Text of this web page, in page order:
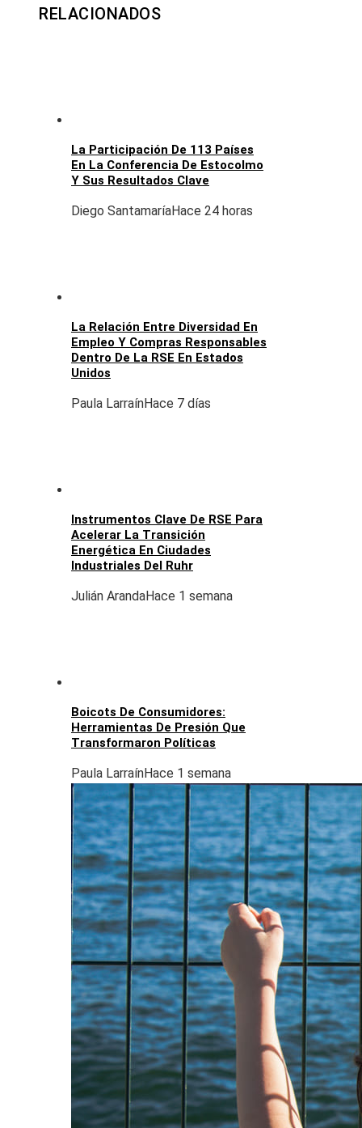
RELACIONADOS
La Participación De 113 Países
En La Conferencia De Estocolmo
Y Sus Resultados Clave
Diego SantamaríaHace 24 horas
La Relación Entre Diversidad En
Empleo Y Compras Responsables
Dentro De La RSE En Estados
Unidos
Paula LarraínHace 7 días
Instrumentos Clave De RSE Para
Acelerar La Transición
Energética En Ciudades
Industriales Del Ruhr
Julián ArandaHace 1 semana
Boicots De Consumidores:
Herramientas De Presión Que
Transformaron Políticas
Paula LarraínHace 1 semana